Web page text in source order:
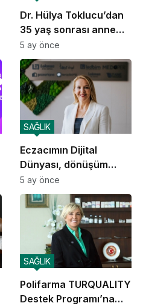
Dr. Hülya Toklucu’dan
35 yaş sonrası anne
adaylarına hamilelik
tüyoları
5 ay önce
Eczacımın Dijital
Dünyası, dönüşüm
platformu olarak
kurgulanıyor
SAĞLIK
5 ay önce
Polifarma TURQUALITY
Destek Programı’na
SAĞLIK